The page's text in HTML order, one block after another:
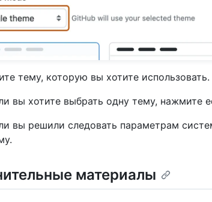
тему, которую вы хотите использовать.
вы хотите выбрать одну тему, нажмите
вы решили следовать параметрам
материалы